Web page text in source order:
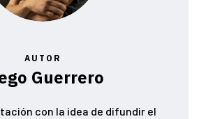
AUTOR
Guerrero
con la idea de difundir el